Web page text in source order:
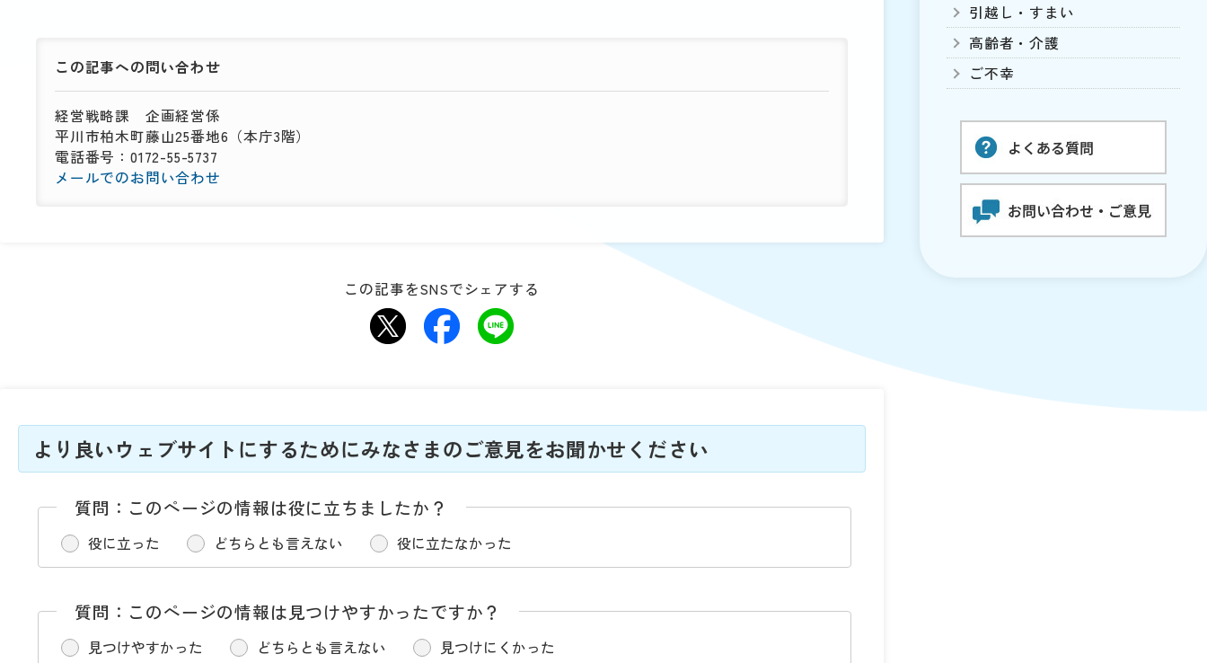
この記事への問い合わせ
経営戦略課 企画経営係
平川市柏木町藤山25番地6（本庁3階）
電話番号：0172-55-5737
メールでのお問い合わせ
この記事をSNSでシェアする
より良いウェブサイトにするためにみなさまのご意見をお聞かせください
質問：このページの情報は役に立ちましたか？
役に立った どちらとも言えない 役に立たなかった
質問：このページの情報は見つけやすかったですか？
見つけやすかった どちらとも言えない 見つけにくかった
引越し・すまい
高齢者・介護
ご不幸